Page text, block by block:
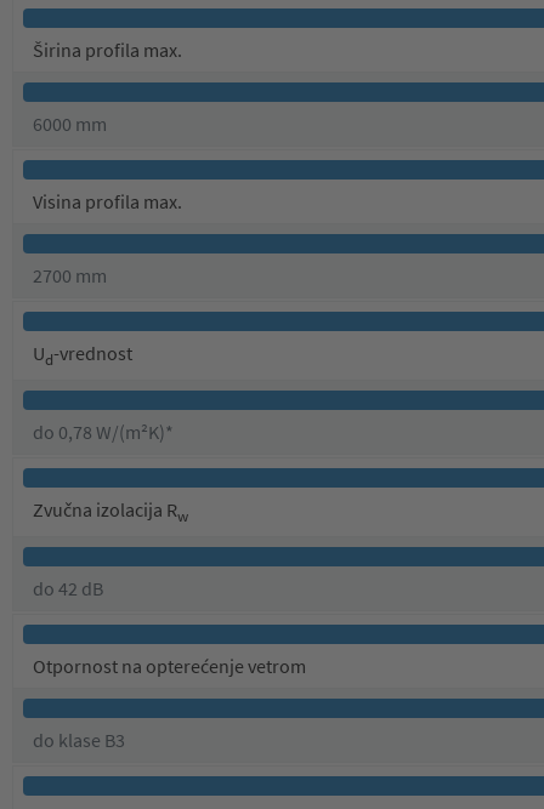
Širina profila max.
6000 mm
Visina profila max.
2700 mm
Ud-vrednost
do 0,78 W/(m²K)*
Zvučna izolacija Rw
do 42 dB
Otpornost na opterećenje vetrom
do klase B3